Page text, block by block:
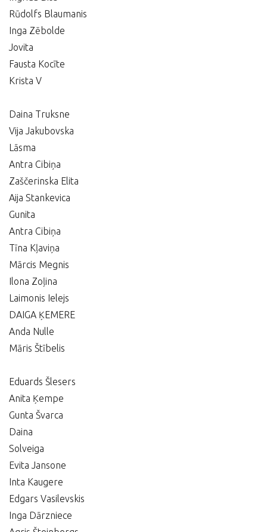
Rūdolfs Blaumanis
Inga Zēbolde
Jovita
Fausta Kocīte
Krista V
Daina Truksne
Vija Jakubovska
Lāsma
Antra Cibiņa
Zaščerinska Elita
Aija Stankevica
Gunita
Antra Cibiņa
Tīna Kļaviņa
Mārcis Megnis
Ilona Zoļina
Laimonis Ielejs
DAIGA ĶEMERE
Anda Nulle
Māris Štībelis
Eduards Šlesers
Anita Ķempe
Gunta Švarca
Daina
Solveiga
Evita Jansone
Inta Kaugere
Edgars Vasilevskis
Inga Dārzniece